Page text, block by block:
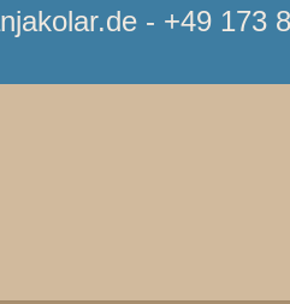
- +49 173